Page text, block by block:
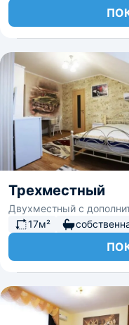
Трехместный
Двухместный с
17м²